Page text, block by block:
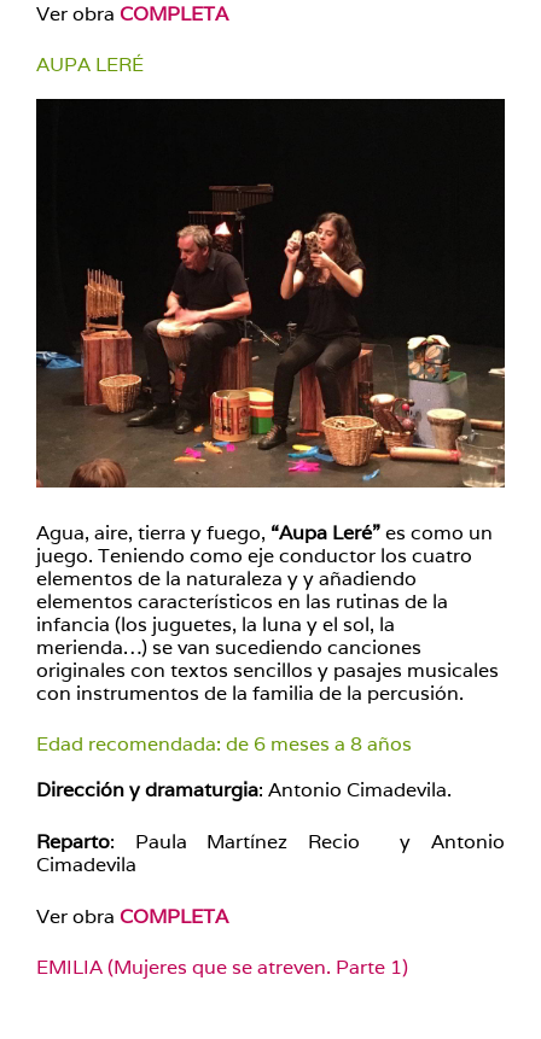
Ver obra COMPLETA
AUPA LERÉ
Agua, aire, tierra y fuego, “Aupa Leré”es como un
juego. Teniendo como eje conductor los cuatro
elementos de la naturaleza y y añadiendo
elementos característicos en las rutinas de la
infancia (los juguetes, la luna y el sol, la
merienda…) se van sucediendo canciones
originales con textos sencillos y pasajes musicales
con instrumentos de la familia de la percusión.
Edad recomendada: de 6 meses a 8 años
Dirección y dramaturgia: Antonio Cimadevila.
Reparto: Paula Martínez Recio y Antonio
Cimadevila
Ver obra COMPLETA
EMILIA (Mujeres que se atreven. Parte 1)